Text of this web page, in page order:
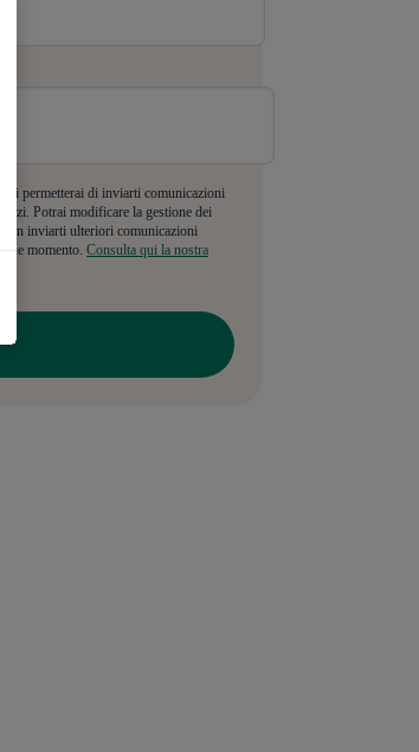
ci permetterai di inviarti comunicazioni
Potrai modificare la gestione dei
non inviarti ulteriori comunicazioni
momento. Consulta qui la nostra